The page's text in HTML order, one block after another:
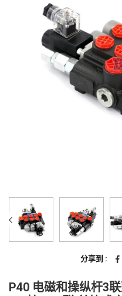
分享到 :
P40 电磁和操纵杆3